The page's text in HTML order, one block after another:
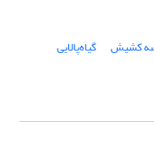
کشیش
گیاه‌پالایی